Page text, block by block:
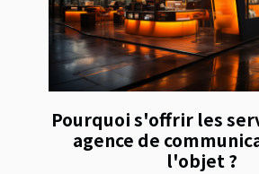
Pourquoi s'offrir les
agence de
l'objet ?